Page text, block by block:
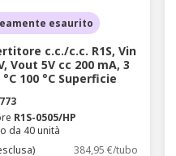
esaurito
c.c./c.c. R1S, Vin
Vout 5V cc 200 mA, 3
100 °C Superficie
R1S-0505/HP
da 40 unità
384,95 €/tubo